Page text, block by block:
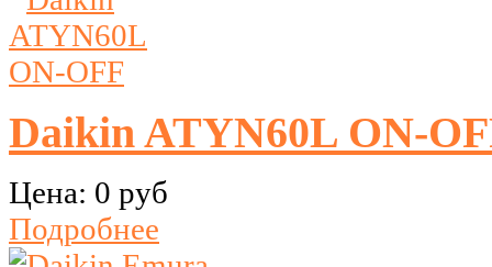
Daikin ATYN60L ON-
Цена: 0 руб
Подробнее